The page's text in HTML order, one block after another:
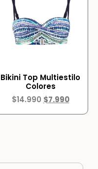
Bikini Top Multiestilo
Colores
$14.990 $7.990